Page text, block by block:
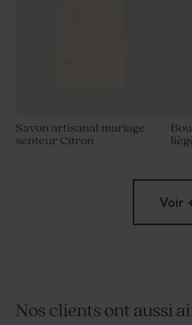
Savon artisanal mariage
senteur Citron
Voir
Nos clients ont aussi